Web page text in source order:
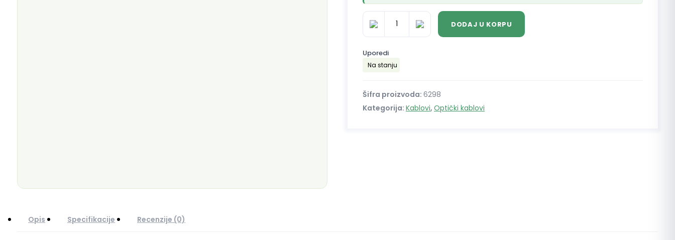
Optički
kabl
SC/APC-
5
m
DODAJ U KORPU
Uporedi
Na stanju
Šifra proizvoda: 6298
Kategorija: Kablovi, Optički kablovi
Opis Specifikacije Recenzije (0)